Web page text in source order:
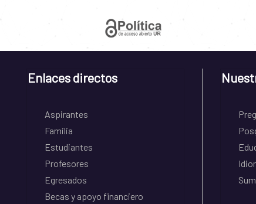
Enlaces directos
Aspirantes
Familia
Estudiantes
Profesores
Egresados
Becas y apoyo financiero